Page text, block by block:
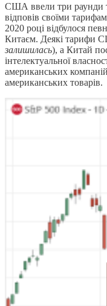
США ввели три раунди
відповів своїми
2020 році відбулося
Китаєм. Деякі тарифи
залишилась), а Китай
інтелектуальної
американських
американських товарів.